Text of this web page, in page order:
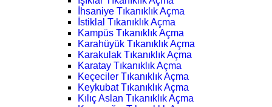
İhsaniye Tıkanıklık Açma
İstiklal Tıkanıklık Açma
Kampüs Tıkanıklık Açma
Karahüyük Tıkanıklık Açma
Karakulak Tıkanıklık Açma
Karatay Tıkanıklık Açma
Keçeciler Tıkanıklık Açma
Keykubat Tıkanıklık Açma
Kılıç Aslan Tıkanıklık Açma